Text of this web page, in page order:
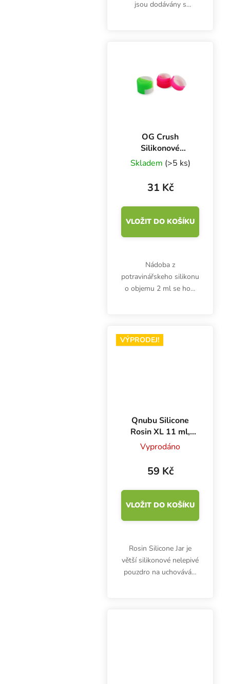
jsou dodávány s
OG Crush
Silikonové
pouzdro malé, 2
Skladem (>5 ks)
31 Kč
VLOŽIT DO KOŠÍKU
Nádoba z
potravinářskeho silikonu
o objemu 2 ml se hodí
VÝPRODEJ!
Qnubu Silicone
Rosin XL 11 ml,
silikonové pouzdro
Vyprodáno
59 Kč
VLOŽIT DO KOŠÍKU
Rosin Silicone Jar je
větší silikonové nelepivé
pouzdro na uchovávání